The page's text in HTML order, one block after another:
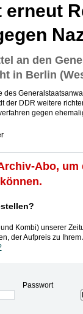
erneut
an den
in Berlin
des
der DDR weitere
gegen
Abo, um
Kombi) unserer
der Aufpreis zu
Passwort